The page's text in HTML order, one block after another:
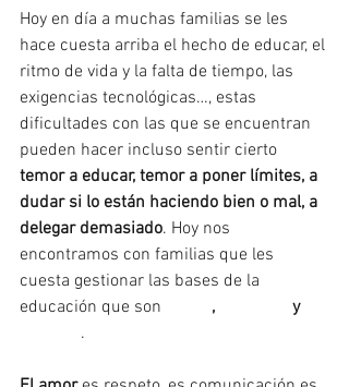
Hoy en día a muchas familias se les
hace cuesta arriba el hecho de educar, el
ritmo de vida y la falta de tiempo, las
exigencias tecnológicas…, estas
dificultades con las que se encuentran
pueden hacer incluso sentir cierto
temor a educar, temor a poner límites, a
dudar si lo están haciendo bien o mal, a
delegar demasiado. Hoy nos
encontramos con familias que les
cuesta gestionar las bases de la
educación que son
,
y
.